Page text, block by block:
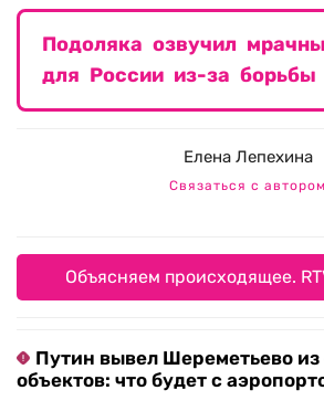
Подоляка озвучил
для России из-за борьбы
Елена Лепехина
Связаться с автором
Объясняем происходящее.
Путин вывел Шереметьево из
объектов: что будет с